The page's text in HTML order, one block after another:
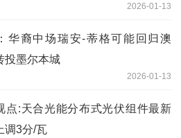
2026-01-13
华裔中场瑞安-蒂格可能回归澳
投墨尔本城
2026-01-13
点:天合光能分布式光伏组件最新
调3分/瓦